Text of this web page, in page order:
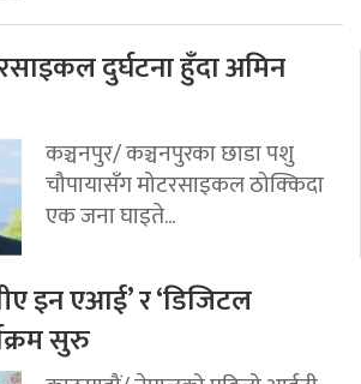
दुर्घटना हुँदा अमिन
कञ्चनपुर/ कञ्चनपुरका छाडा पशु
चौपायासँग मोटरसाइकल ठोक्किदा
एक जना घाइते...
इन एआई’ र ‘डिजिटल
सुरु